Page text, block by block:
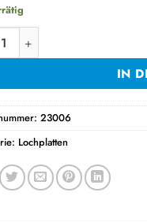
L 493 x B 456 mm
IN
23006
Lochplatten